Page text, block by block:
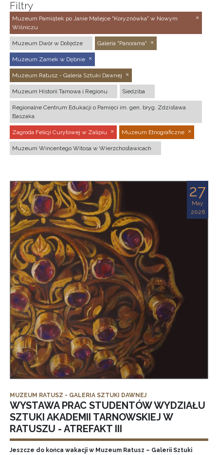
Filtry
Muzeum Pamiątek po Janie Matejce "Koryznówka" w Nowym
Wiśniczu
Muzeum Dwór w Dołędze Galeria "Panorama"
Muzeum Zamek w Dębnie
Muzeum Ratusz - Galeria Sztuki Dawnej
Muzeum Historii Tarnowa i Regionu Siedziba
Regionalne Centrum Edukacji o Pamięci im. gen. bryg. Zdzisława
Baszaka
Zagroda Felicji Curyłowej w Zalipiu Muzeum Etnograficzne
Muzeum Wincentego Witosa w Wierzchosławicach
27
May
2026
MUZEUM RATUSZ - GALERIA SZTUKI DAWNEJ
WYSTAWA PRAC STUDENTÓW WYDZIAŁU
SZTUKI AKADEMII TARNOWSKIEJ W
RATUSZU - ATREFAKT III
Jeszcze do końca wakacji w Muzeum Ratusz – Galerii Sztuki